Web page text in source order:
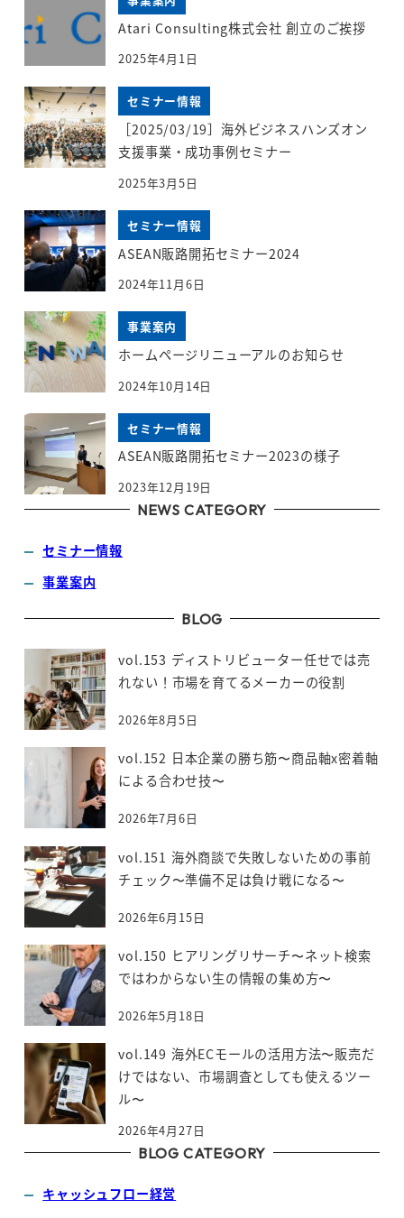
Atari Consulting株式会社 創立のご挨拶
2025年4月1日
セミナー情報
［2025/03/19］海外ビジネスハンズオン
支援事業・成功事例セミナー
2025年3月5日
セミナー情報
ASEAN販路開拓セミナー2024
2024年11月6日
事業案内
ホームページリニューアルのお知らせ
2024年10月14日
セミナー情報
ASEAN販路開拓セミナー2023の様子
2023年12月19日
NEWS CATEGORY
セミナー情報
事業案内
BLOG
vol.153 ディストリビューター任せでは売
れない！市場を育てるメーカーの役割
2026年8月5日
vol.152 日本企業の勝ち筋〜商品軸x密着軸
による合わせ技〜
2026年7月6日
vol.151 海外商談で失敗しないための事前
チェック〜準備不足は負け戦になる〜
2026年6月15日
vol.150 ヒアリングリサーチ〜ネット検索
ではわからない生の情報の集め方〜
2026年5月18日
vol.149 海外ECモールの活用方法〜販売だ
けではない、市場調査としても使えるツー
ル〜
2026年4月27日
BLOG CATEGORY
キャッシュフロー経営